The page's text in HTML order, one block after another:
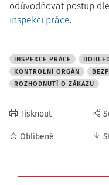
odůvodňovat postup
inspekci práce.
INSPEKCE PRÁCE
KONTROLNÍ ORGÁN
ROZHODNUTÍ O ZÁKAZU
Tisknout
Oblíbené